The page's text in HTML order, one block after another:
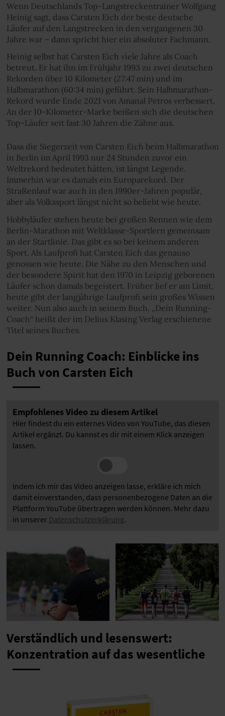
Wenn Deutschlands Top-Langstreckentrainer Wolfgang
Heinig sagt, dass Carsten Eich der beste deutsche
Läufer auf den Langstrecken in den vergangenen 30
Jahre war – dann spricht hier ein absoluter Fachmann.
Heinig selbst hat Carsten Eich viele Jahre als Coach
betreut. Er hat ihn im Frühjahr 1993 zu zwei deutschen
Rekorden über 10 Kilometer (27:47 min) und im
Halbmarathon (60:34 min) geführt. Sein Halbmarathon-
Rekord wurde Ende 2021 von Amanal Petros verbessert.
An der 10-Kilometer-Marke beißen sich die deutschen
Top-Läufer seit fast 30 Jahren die Zähne aus.
Dass die Siegerzeit von Carsten Eich beim Halbmarathon
in Berlin im April 1993 nur 24 Stunden zuvor ein
Weltrekord bedeutet hätten, ist längst Legende.
Immerhin war es damals ein Europarekord. Der
Straßenlauf war auch in den 1990er-Jahren populär,
aber als Volkssport längst nicht so beliebt wie heute.
Hobbyläufer stehen heute bei großen Rennen wie dem
Berlin-Marathon mit Weltklasse-Sportlern gemeinsam
an der Startlinie. Das gibt es so bei keinem anderen
Sport. Als Laufprofi hat Carsten Eich das genauso
genossen wie heute. Die Nähe zu den Menschen und
der besondere Spirit hat den 1970 in Leipzig geborenen
Läufer schon damals begeistert. Früher lief er am Limit,
heute gibt der langjährige Laufprofi sein großes Wissen
weiter. Nun also auch in seinem Buch. „Dein Running-
Coach“ heißt der im Delius Klasing Verlag erschienene
Titel seines Buches.
Dein Running Coach: Einblicke ins
Buch von Carsten Eich
Empfohlenes Video zu diesem Artikel
Hier findest du ein externes Video von YouTube, das diesen
Artikel ergänzt. Du kannst es dir mit einem Klick anzeigen
lassen.
Indem ich mir das Video anzeigen lasse, erkläre ich mich
damit einverstanden, dass personenbezogene Daten an die
Plattform YouTube übertragen werden können. Mehr dazu
in unserer Datenschutzerklärung.
Verständlich und lesenswert:
Konzentration auf das wesentliche